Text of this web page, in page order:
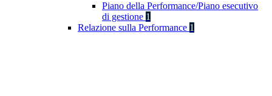
Piano della Performance/Piano esecutivo
di gestione 1
Relazione sulla Performance 1